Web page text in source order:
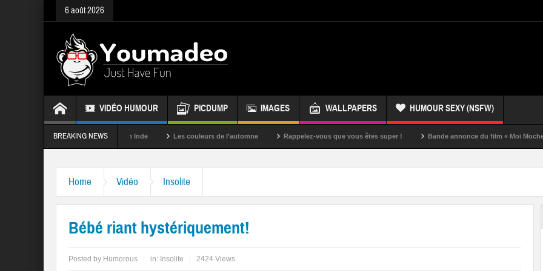
6 août 2026
VIDÉO HUMOUR PICDUMP IMAGES WALLPAPERS HUMOUR SEXY (NSFW)
BREAKING NEWS
La fête des couleurs en Inde Les couleurs de l’automne Rappelez-vous que vous êtes super ! Bande annonce du film « Moi Moche et
Home Vidéo Insolite
Bébé riant hystériquement!
Posted by Humorous in: Insolite 2424 Views